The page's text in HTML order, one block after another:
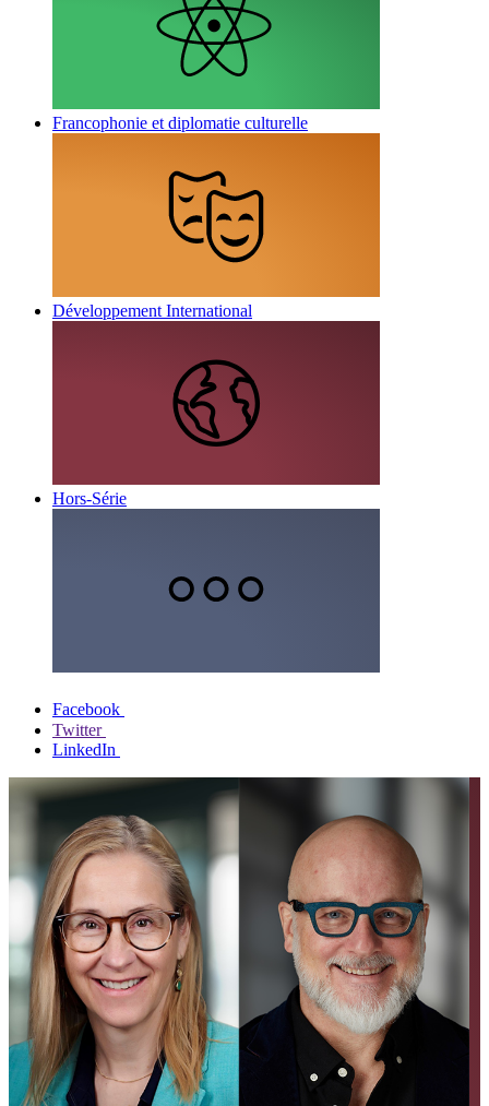
Francophonie et diplomatie culturelle
Développement International
Hors-Série
Facebook
Twitter
LinkedIn